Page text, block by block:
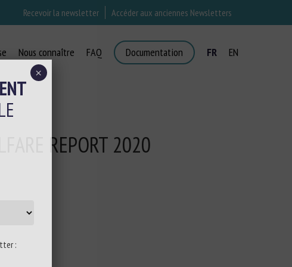
Recevoir la newsletter Accéder aux anciennes Newsletters
Nous connaître FAQ Documentation FR EN
REPORT 2020
:
×